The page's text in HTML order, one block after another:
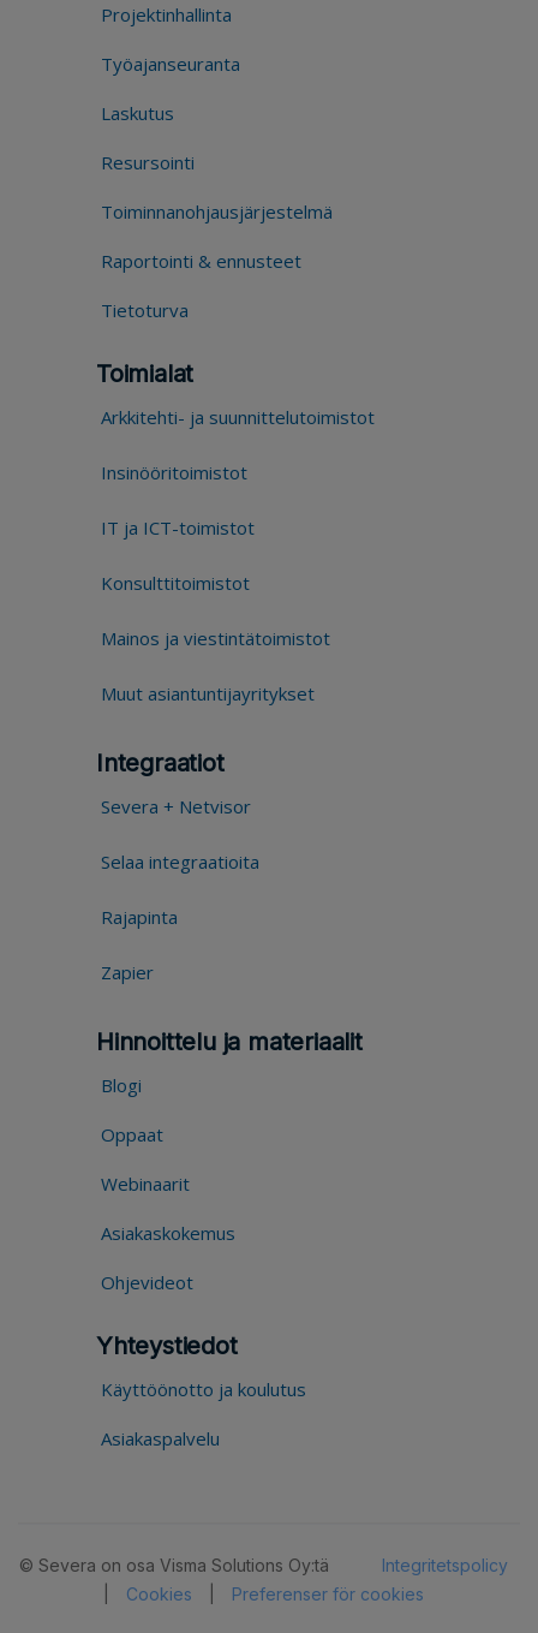
Projektinhallinta
Työajanseuranta
Laskutus
Resursointi
Toiminnanohjausjärjestelmä
Raportointi & ennusteet
Tietoturva
Toimialat
Arkkitehti- ja suunnittelutoimistot
Insinööritoimistot
IT ja ICT-toimistot
Konsulttitoimistot
Mainos ja viestintätoimistot
Muut asiantuntijayritykset
Integraatiot
Severa + Netvisor
Selaa integraatioita
Rajapinta
Zapier
Hinnoittelu ja materiaalit
Blogi
Oppaat
Webinaarit
Asiakaskokemus
Ohjevideot
Yhteystiedot
Käyttöönotto ja koulutus
Asiakaspalvelu
© Severa on osa Visma Solutions Oy:tä
Integritetspolicy
Cookies Preferenser för cookies